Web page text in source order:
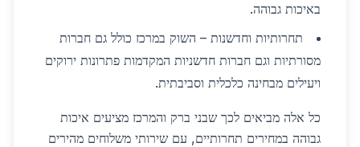
באיכות גבוהה.
תחרותיות וחדשנות – השוק במרכז כולל גם חברות
מסורתיות וגם חברות חדשניות המקדמות פתרונות ירוקים
ויעילים מבחינה כלכלית וסביבתית.
כל אלה מביאים לכך שבני ברק והמרכז מציעים איכות
גבוהה במחירים תחרותיים, עם שירותי משלוחים מהירים